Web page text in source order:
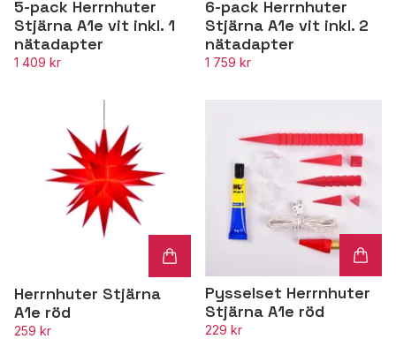
5-pack Herrnhuter
Stjärna A1e vit inkl. 1
nätadapter
1 409 kr
6-pack Herrnhuter
Stjärna A1e vit inkl. 2
nätadapter
1 759 kr
Herrnhuter Stjärna
A1e röd
259 kr
Pysselset Herrnhuter
Stjärna A1e röd
229 kr